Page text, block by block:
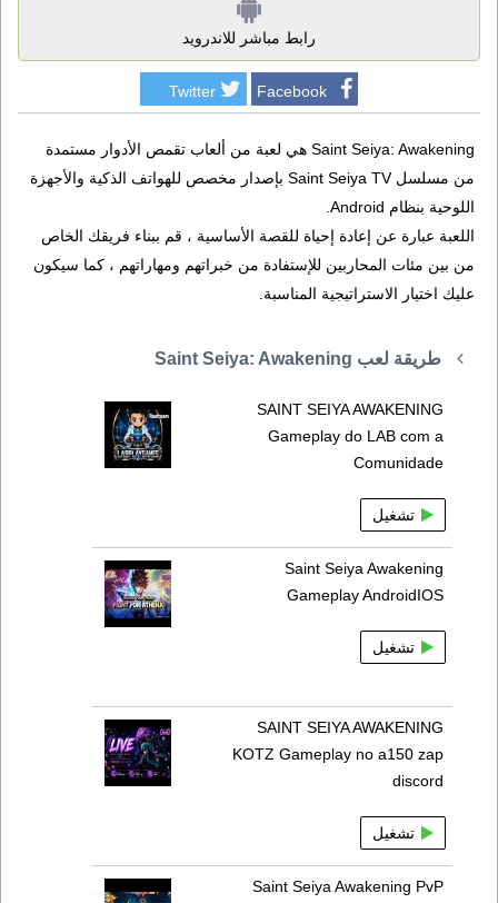
رابط مباشر للاندرويد
Facebook
Twitter
Saint Seiya: Awakening هي لعبة من ألعاب تقمص الأدوار مستمدة
من مسلسل Saint Seiya TV بإصدار مخصص للهواتف الذكية والأجهزة
اللوحية بنظام Android.
اللعبة عبارة عن إعادة إحياة للقصة الأساسية ، قم ببناء فريقك الخاص
من بين مئات المحاربين للإستفادة من خبراتهم ومهاراتهم ، كما سيكون
عليك اختيار الاستراتيجية المناسبة.
طريقة لعب Saint Seiya: Awakening
SAINT SEIYA AWAKENING
Gameplay do LAB com a
Comunidade
تشغيل
Saint Seiya Awakening
Gameplay AndroidIOS
تشغيل
SAINT SEIYA AWAKENING
KOTZ Gameplay no a150 zap
discord
تشغيل
Saint Seiya Awakening PvP